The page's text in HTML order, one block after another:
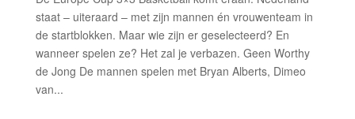
staat – uiteraard – met zijn mannen én vrouwenteam in
de startblokken. Maar wie zijn er geselecteerd? En
wanneer spelen ze? Het zal je verbazen. Geen Worthy
de Jong De mannen spelen met Bryan Alberts, Dimeo
van...